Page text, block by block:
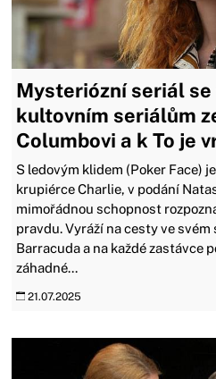
Mysteriózní seriál se
kultovním seriálům
Columbovi a k To je
S ledovým klidem (Poker Face)
krupiérce Charlie, v podání
mimořádnou schopnost
pravdu. Vyráží na cesty ve
Barracuda a na každé zastávce
záhadné...
21.07.2025